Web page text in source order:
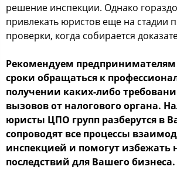
решение инспекции. Однако
привлекать юристов еще на стадии
проверки, когда собирается
Рекомендуем
сроки обращаться к
получении каких-либо
вызовов от налогового органа.
юристы ЦПО групп разберутся в
сопроводят все процессы
инспекцией и помогут избежать
последствий для Вашего бизнеса.